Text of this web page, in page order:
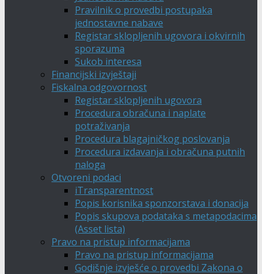
Pravilnik o provedbi postupaka
jednostavne nabave
Registar sklopljenih ugovora i okvirnih
sporazuma
Sukob interesa
Financijski izvještaji
Fiskalna odgovornost
Registar sklopljenih ugovora
Procedura obračuna i naplate
potraživanja
Procedura blagajničkog poslovanja
Procedura izdavanja i obračuna putnih
naloga
Otvoreni podaci
iTransparentnost
Popis korisnika sponzorstava i donacija
Popis skupova podataka s metapodacima
(Asset lista)
Pravo na pristup informacijama
Pravo na pristup informacijama
Godišnje izvješće o provedbi Zakona o